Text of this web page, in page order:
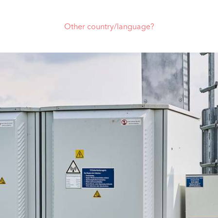
Other country/language?